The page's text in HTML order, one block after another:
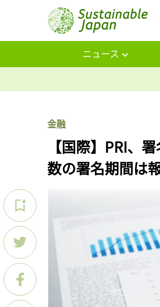
ニュース
金融
【国際】PRI、
数の署名期間は